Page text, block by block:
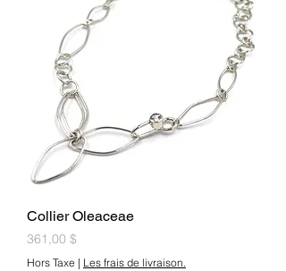
Collier Oleaceae
Prix
361,00 $
Hors Taxe | Les frais de livraison.